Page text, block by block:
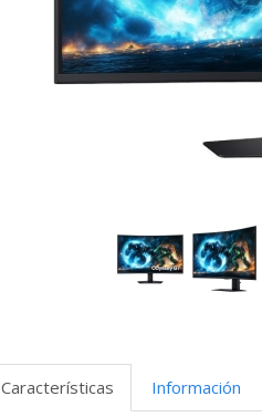
Características Información